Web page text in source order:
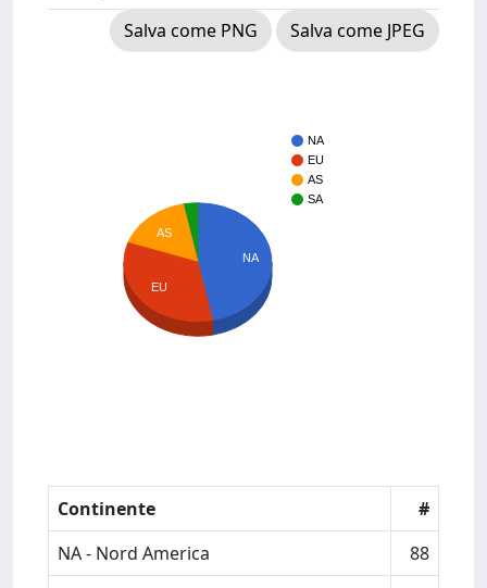
Salva come PNG
Salva come JPEG
NA
EU
AS
SA
NA
AS
EU
Continente
#
NA - Nord America
88